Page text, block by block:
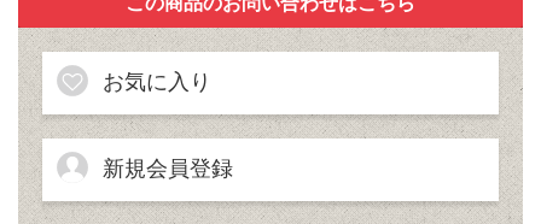
お気に入り
新規会員登録